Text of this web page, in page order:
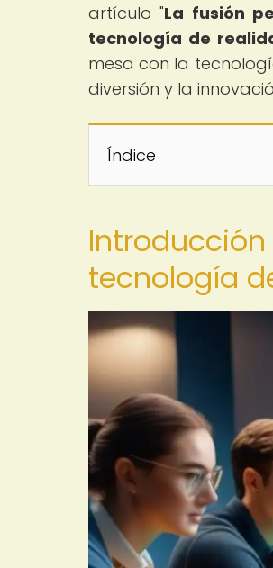
artículo "La fusión
tecnología de
mesa con la
diversión y la
Índice
tecnología